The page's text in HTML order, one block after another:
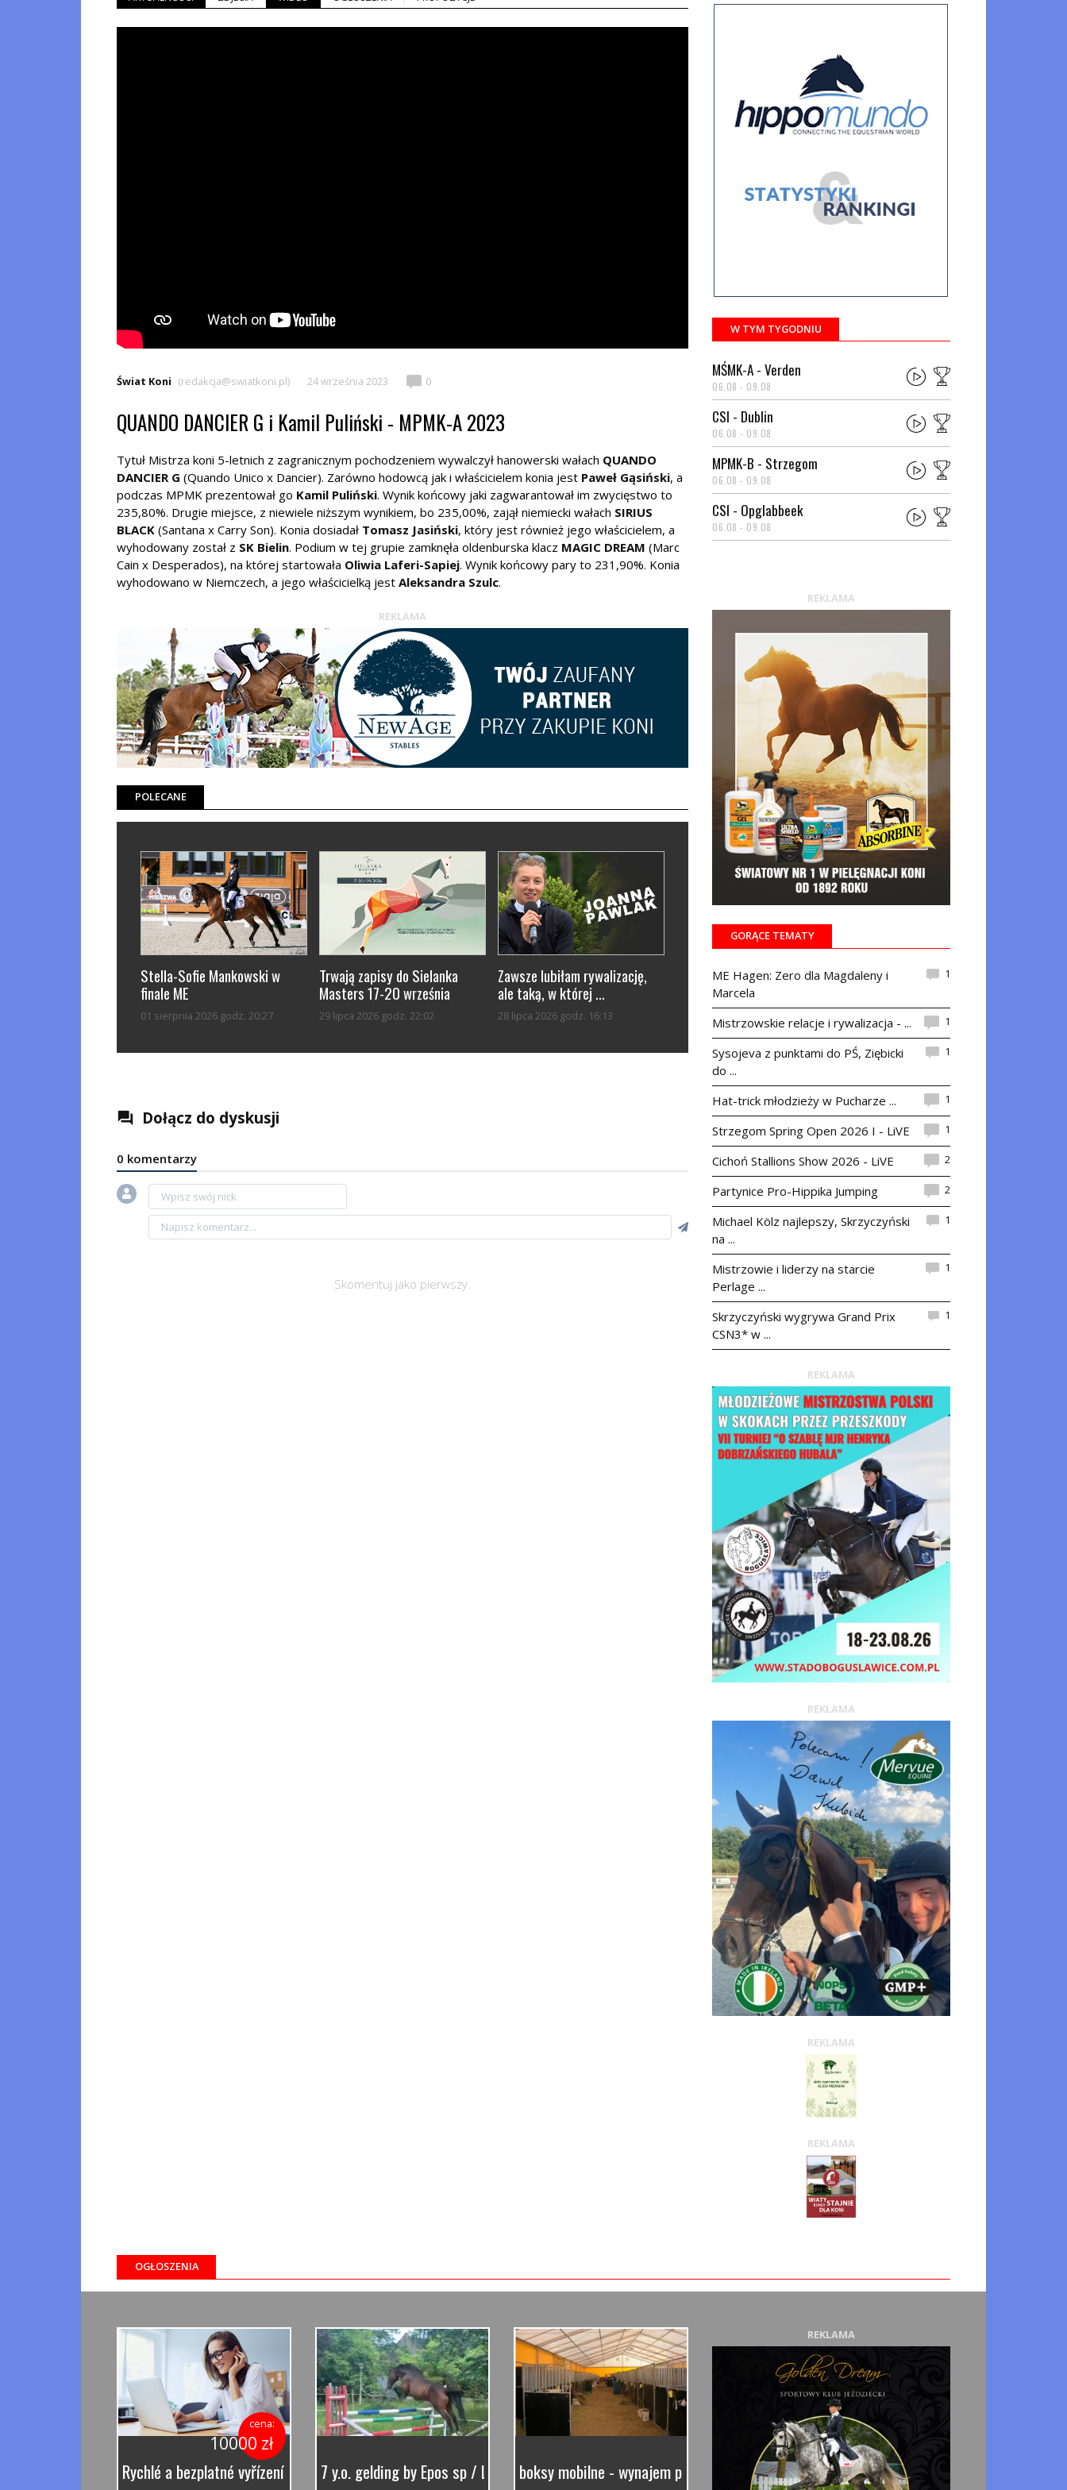
Świat Koni (redakcja@swiatkoni.pl) 24 września 2023 0
QUANDO DANCIER G i Kamil Puliński - MPMK-A 2023
Tytuł Mistrza koni 5-letnich z zagranicznym pochodzeniem wywalczył hanowerski wałach QUANDO
DANCIER G (Quando Unico x Dancier). Zarówno hodowcą jak i właścicielem konia jest Paweł Gąsiński, a
podczas MPMK prezentował go Kamil Puliński. Wynik końcowy jaki zagwarantował im zwycięstwo to
235,80%. Drugie miejsce, z niewiele niższym wynikiem, bo 235,00%, zajął niemiecki wałach SIRIUS
BLACK (Santana x Carry Son). Konia dosiadał Tomasz Jasiński, który jest również jego właścicielem, a
wyhodowany został z SK Bielin. Podium w tej grupie zamknęła oldenburska klacz MAGIC DREAM (Marc
Cain x Desperados), na której startowała Oliwia Laferi-Sapiej. Wynik końcowy pary to 231,90%. Konia
wyhodowano w Niemczech, a jego właścicielką jest Aleksandra Szulc.
REKLAMA
POLECANE
Stella-Sofie Mankowski w
finale ME
01 sierpnia 2026 godz. 20:27
Trwają zapisy do Sielanka
Masters 17-20 września
29 lipca 2026 godz. 22:02
Zawsze lubiłam rywalizację,
ale taką, w której ...
28 lipca 2026 godz. 16:13
question_answer Dołącz do dyskusji
0 komentarzy
Skomentuj jako pierwszy.
W TYM TYGODNIU
MŚMK-A - Verden
06.08 - 09.08
CSI - Dublin
06.08 - 09.08
MPMK-B - Strzegom
06.08 - 09.08
CSI - Opglabbeek
06.08 - 09.08
REKLAMA
GORĄCE TEMATY
ME Hagen: Zero dla Magdaleny i
Marcela
1
Mistrzowskie relacje i rywalizacja - ... 1
Sysojeva z punktami do PŚ, Ziębicki
do ...
1
Hat-trick młodzieży w Pucharze ... 1
Strzegom Spring Open 2026 I - LiVE 1
Cichoń Stallions Show 2026 - LiVE 2
Partynice Pro-Hippika Jumping 2
Michael Kölz najlepszy, Skrzyczyński
na ...
1
Mistrzowie i liderzy na starcie
Perlage ...
1
Skrzyczyński wygrywa Grand Prix
CSN3* w ...
1
REKLAMA
REKLAMA
REKLAMA
REKLAMA
OGŁOSZENIA
cena:
10000 zł
Rychlé a bezplatné vyřízení půjčky.7 y.o. gelding by Epos sp / La Voltarie KWPNboksy mobilne - wynajem produkcja sprzedaż
REKLAMA